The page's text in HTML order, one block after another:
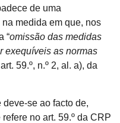
de uma
medida em que, nos
“omissão das medidas
exequíveis as normas
59.º, n.º 2, al. a), da
se ao facto de,
no art. 59.º da CRP